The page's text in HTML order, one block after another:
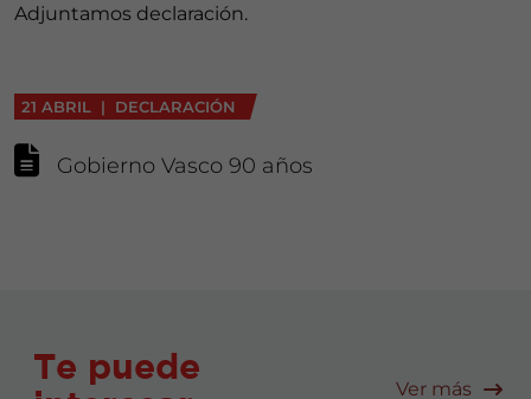
Adjuntamos declaración.
21 ABRIL | DECLARACIÓN
Gobierno Vasco 90 años
Te puede
Ver más